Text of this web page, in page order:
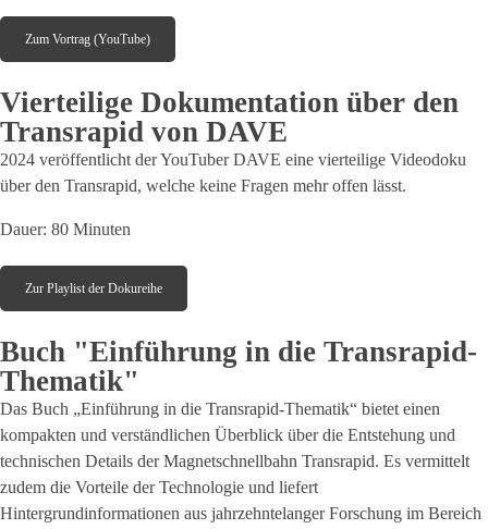
Zum Vortrag (YouTube)
Vierteilige Dokumentation über den
Transrapid von DAVE
2024 veröffentlicht der YouTuber DAVE eine vierteilige Videodoku
über den Transrapid, welche keine Fragen mehr offen lässt.
Dauer: 80 Minuten
Zur Playlist der Dokureihe
Buch "Einführung in die Transrapid-
Thematik"
Das Buch „Einführung in die Transrapid-Thematik“ bietet einen
kompakten und verständlichen Überblick über die Entstehung und
technischen Details der Magnetschnellbahn Transrapid. Es vermittelt
zudem die Vorteile der Technologie und liefert
Hintergrundinformationen aus jahrzehntelanger Forschung im Bereich